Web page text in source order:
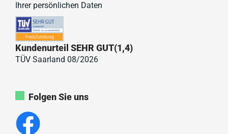
Ihrer persönlichen Daten
Kundenurteil SEHR GUT(1,4)
TÜV Saarland 08/2026
Folgen Sie uns